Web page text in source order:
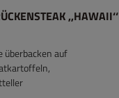
,,HAWAII‘‘
überbacken auf